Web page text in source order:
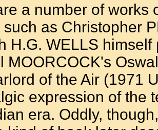
a number of works
such as Christopher
H.G. WELLS
MOORCOCK's
of the Air (1971
expression of the
era. Oddly,